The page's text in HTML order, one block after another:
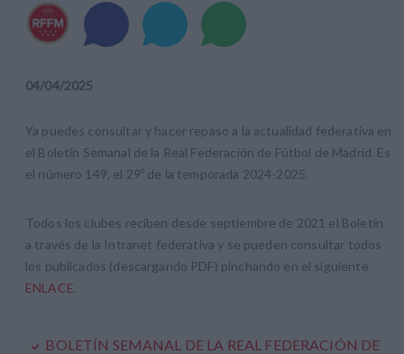
04/04/2025
Ya puedes consultar y hacer repaso a la actualidad federativa en
el Boletín Semanal de la Real Federación de Fútbol de Madrid. Es
el número 149, el 29º de la temporada 2024-2025.
Todos los clubes reciben desde septiembre de 2021 el Boletín
a través de la Intranet federativa y se pueden consultar todos
los publicados (descargando PDF) pinchando en el siguiente
ENLACE.
BOLETÍN SEMANAL DE LA REAL FEDERACIÓN DE